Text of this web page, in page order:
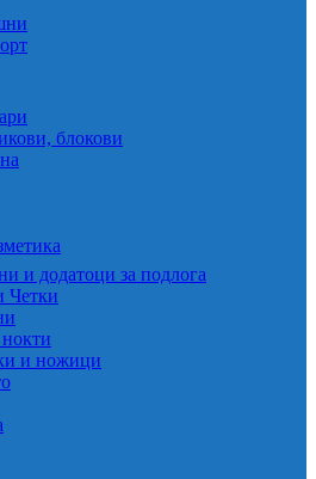
блокови
и додатоци за подлога
Четки
и ножици